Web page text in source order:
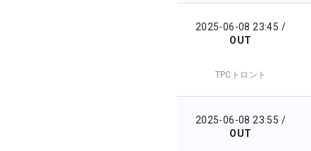
2025-06-08 23:45 /
OUT
TPCトロント
2025-06-08 23:55 /
OUT